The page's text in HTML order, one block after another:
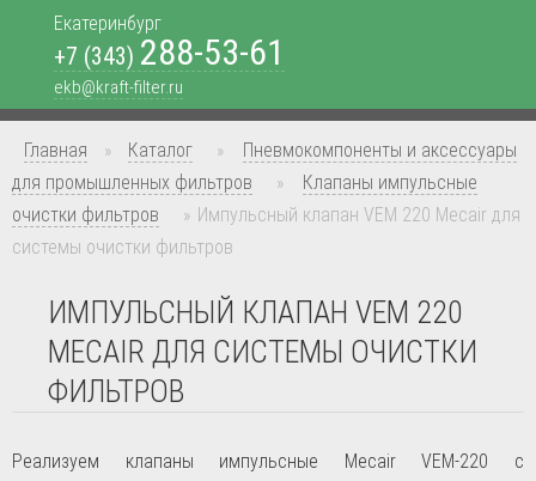
Екатеринбург
+7 (343) 288-53-61
ekb@kraft-filter.ru
Главная » Каталог »
Пневмокомпоненты и аксессуары
для промышленных фильтров
»
Клапаны импульсные
очистки фильтров
» Импульсный клапан VEM 220 Mecair для
системы очистки фильтров
ИМПУЛЬСНЫЙ КЛАПАН VEM 220
MECAIR ДЛЯ СИСТЕМЫ ОЧИСТКИ
ФИЛЬТРОВ
Реализуем клапаны импульсные Mecair VEM-220 с